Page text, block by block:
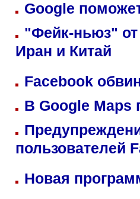
Google
"Фейк-ньюз" от
Иран и Китай
Facebook
В Google Maps
пользователей
Новая